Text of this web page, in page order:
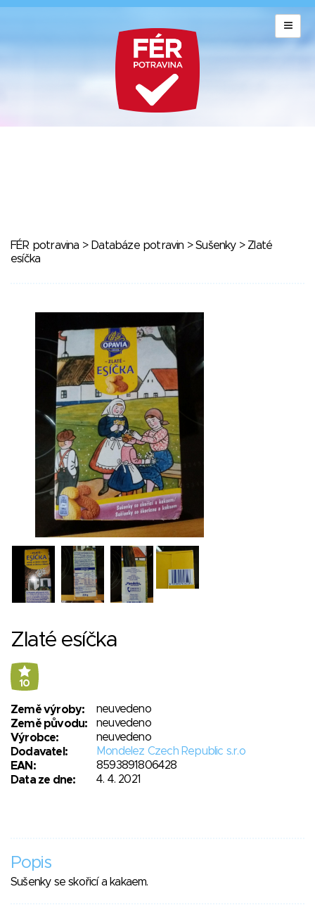
FÉR potravina > Databáze potravin >Sušenky> Zlaté
esíčka
Zlaté esíčka
10
Země výroby:
neuvedeno
Země původu:
neuvedeno
Výrobce:
neuvedeno
Dodavatel:
Mondelez Czech Republic s.r.o
EAN:
8593891806428
Data ze dne:
4. 4. 2021
Popis
Sušenky se skořicí a kakaem.